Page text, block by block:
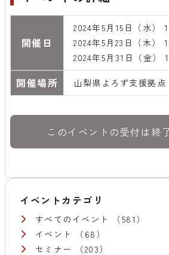
開催日
2024年5月15日（水）
2024年5月23日（木）
2024年5月31日（金）
開催場所 山梨県よろず支援拠点
このイベントの受付は終
イベントカテゴリ
すべてのイベント
（581）
イベント
（68）
セミナー
（203）